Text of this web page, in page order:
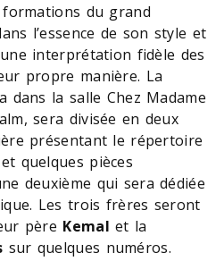
du grand
l’essence de son style et
interprétation fidèle des
propre manière. La
dans la salle Chez Madame
sera divisée en deux
présentant le répertoire
quelques pièces
deuxième qui sera dédiée
Les trois frères seront
père Kemal et la
sur quelques numéros.